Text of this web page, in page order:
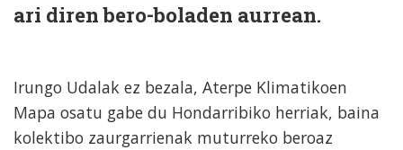
ari diren bero-boladen aurrean.
Irungo Udalak ez bezala, Aterpe Klimatikoen
Mapa osatu gabe du Hondarribiko herriak, baina
kolektibo zaurgarrienak muturreko beroaz